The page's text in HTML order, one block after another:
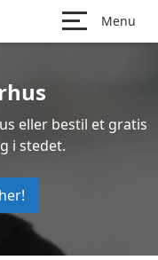
Menu
eller bestil et gratis
i stedet.